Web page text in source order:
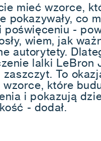
mieć wzorce,
pokazywały, co
-
wiem, jak
autorytety.
lalki LeBron
To
wzorce, które
i pokazują
- dodał.